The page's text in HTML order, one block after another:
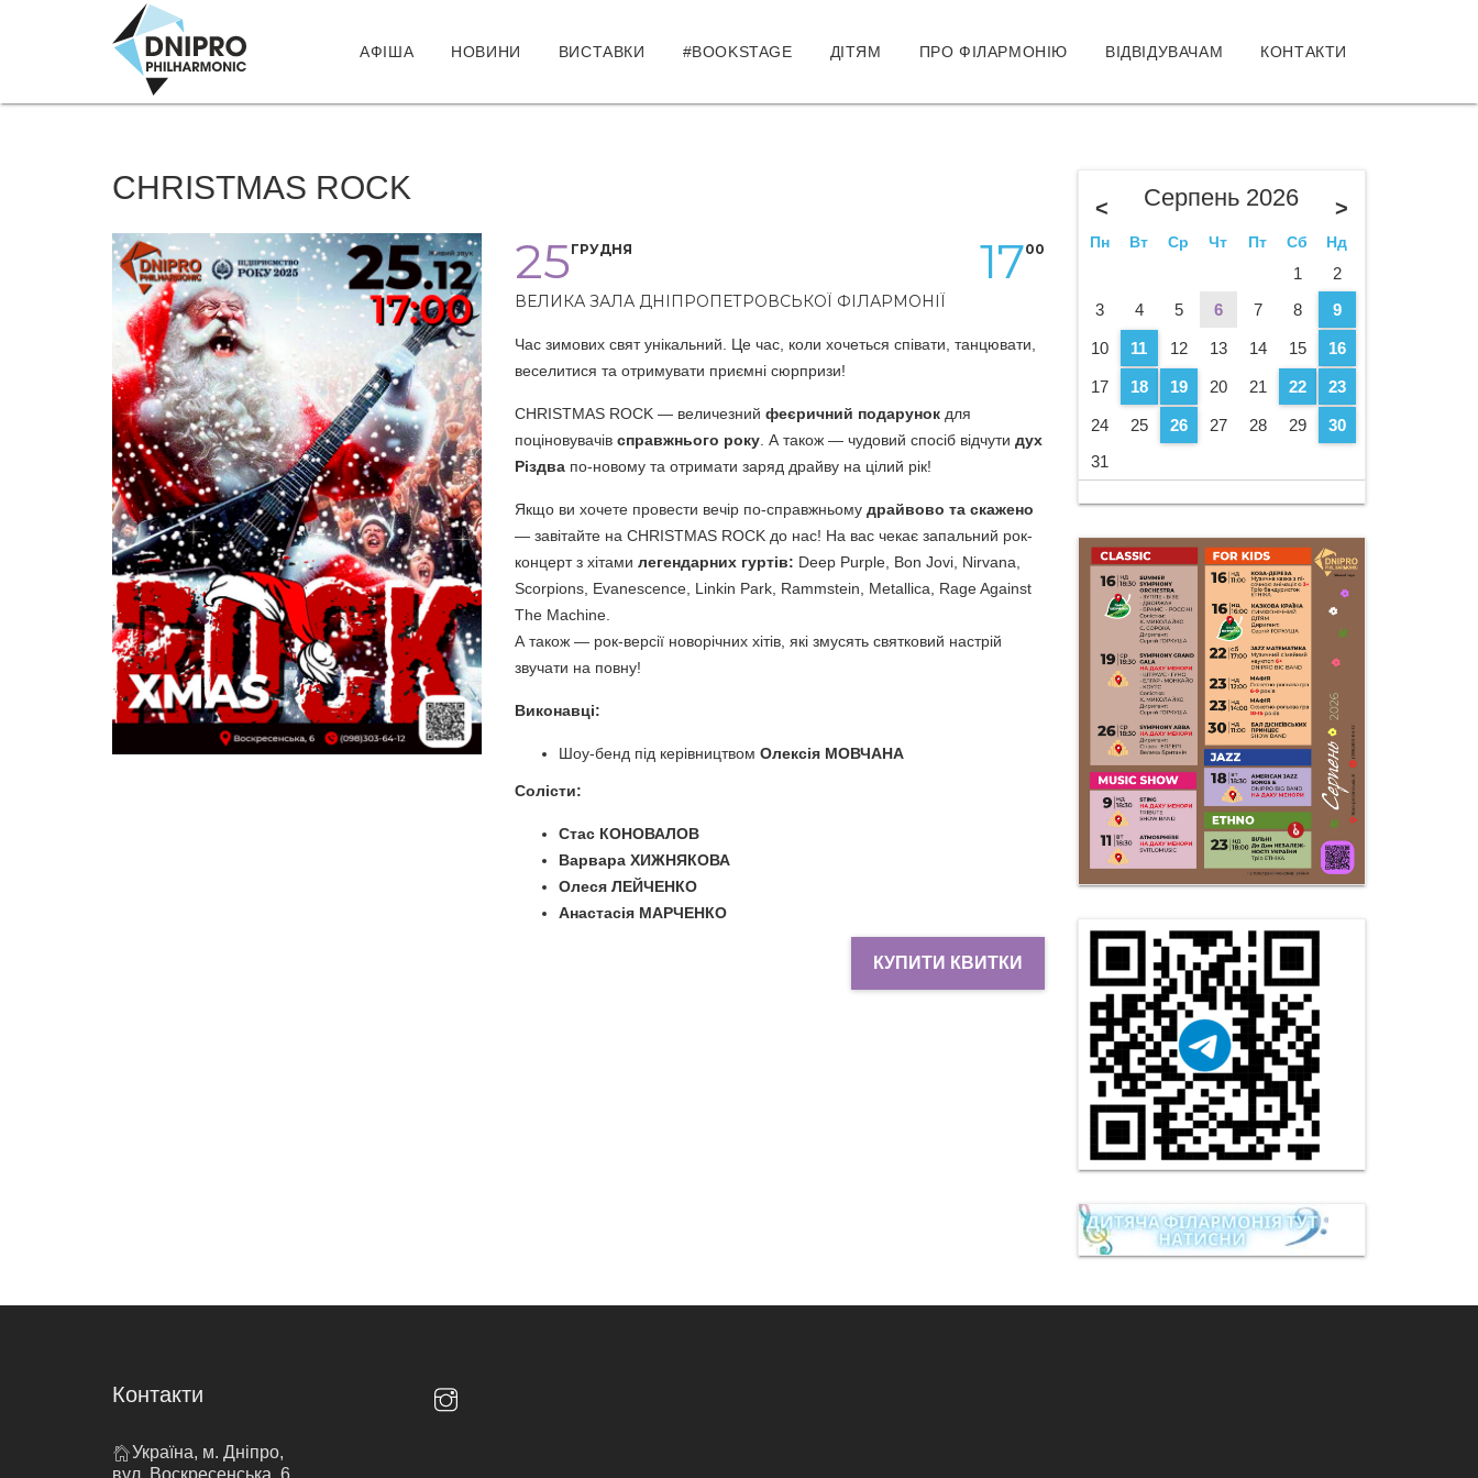
АФІША НОВИНИ ВИСТАВКИ #BOOKSTAGE ДІТЯМ ПРО ФІЛАРМОНІЮ ВІДВІДУВАЧАМ КОНТАКТИ
CHRISTMAS ROCK
25 ГРУДНЯ 00
17
ВЕЛИКА ЗАЛА ДНІПРОПЕТРОВСЬКОЇ ФІЛАРМОНІЇ
Час зимових свят унікальний. Це час, коли хочеться співати, танцювати,
веселитися та отримувати приємні сюрпризи!
CHRISTMAS ROCK — величезний феєричний подарунокдля
поціновувачів справжнього року. А також — чудовий спосіб відчути дух
Різдвапо-новому та отримати заряд драйву на цілий рік!
Якщо ви хочете провести вечір по-справжньомудрайвово та скажено
— завітайте на CHRISTMAS ROCK до нас! На вас чекає запальний рок-
концерт з хітами легендарних гуртів: Deep Purple, Bon Jovi, Nirvana,
Scorpions, Evanescence, Linkin Park, Rammstein, Metallica, Rage Against
The Machine.
А також — рок-версії новорічних хітів, які змусять святковий настрій
звучати на повну!
Виконавці:
Шоу-бенд під керівництвом Олексія МОВЧАНА
Солісти:
Стас КОНОВАЛОВ
Варвара ХИЖНЯКОВА
Олеся ЛЕЙЧЕНКО
Анастасія МАРЧЕНКО
КУПИТИ КВИТКИ
Серпень 2026 >
<
Пн Вт Ср Чт Пт Сб Нд
1
2
3
4 5 6 7 8 9
10 11 12 13 14 15 16
17 18 19 20 21 22 23
24 25 26 27 28 29
30
31
Контакти
Україна, м. Дніпро,